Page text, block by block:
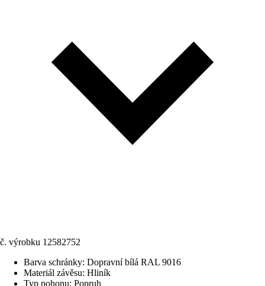
č. výrobku 12582752
Barva schránky: Dopravní bílá RAL 9016
Materiál závěsu: Hliník
Typ pohonu: Popruh